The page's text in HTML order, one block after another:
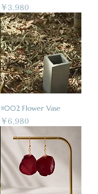
価格
￥3,980
#002 Flower Vase
価格
￥6,980